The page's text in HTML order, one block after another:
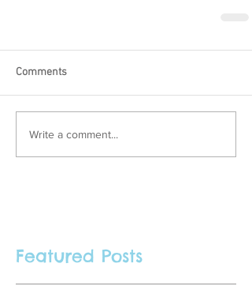
Comments
Write a comment...
Featured Posts